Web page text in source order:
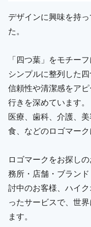
デザインに興味を持
た。
「四つ葉」をモチー
シンプルに整列した
信頼性や清潔感をア
行きを深めています。
医療、歯科、介護、
食、などのロゴマー
ロゴマークをお探し
務所・店舗・ブラン
討中のお客様、ハイ
ったサービスで、世
ます。